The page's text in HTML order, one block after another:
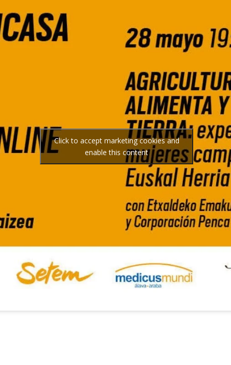
Click to accept marketing cookies and
enable this content